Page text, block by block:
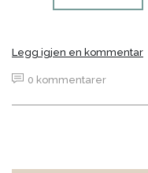
Legg igjen en kommentar
0 kommentarer